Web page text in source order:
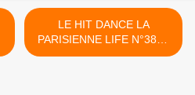
LE HIT DANCE LA
PARISIENNE LIFE N°380 -
23 JUIN 2023 >